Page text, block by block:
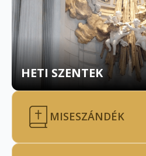
HETI SZENTEK
MISESZÁNDÉK